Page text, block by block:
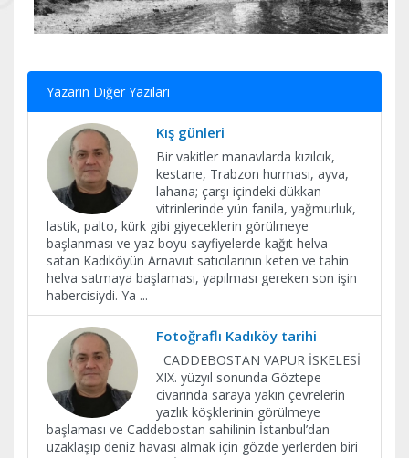
Yazarın Diğer Yazıları
Kış günleri
Bir vakitler manavlarda kızılcık,
kestane, Trabzon hurması, ayva,
lahana; çarşı içindeki dükkan
vitrinlerinde yün fanila, yağmurluk,
lastik, palto, kürk gibi giyeceklerin görülmeye
başlanması ve yaz boyu sayfiyelerde kağıt helva
satan Kadıköyün Arnavut satıcılarının keten ve tahin
helva satmaya başlaması, yapılması gereken son işin
habercisiydi. Ya ...
Fotoğraflı Kadıköy tarihi
CADDEBOSTAN VAPUR İSKELESİ
XIX. yüzyıl sonunda Göztepe
civarında saraya yakın çevrelerin
yazlık köşklerinin görülmeye
başlaması ve Caddebostan sahilinin İstanbul’dan
uzaklaşıp deniz havası almak için gözde yerlerden biri